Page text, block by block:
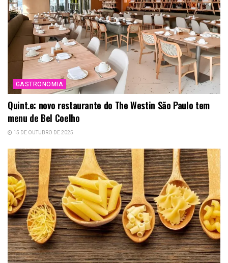
GASTRONOMIA
Quint.e: novo restaurante do The Westin São Paulo tem
menu de Bel Coelho
15 DE OUTUBRO DE 2025